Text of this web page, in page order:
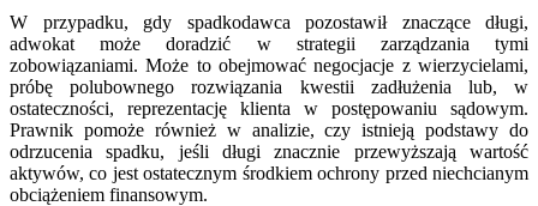
W przypadku, gdy spadkodawca pozostawił znaczące długi,
adwokat może doradzić w strategii zarządzania tymi
zobowiązaniami. Może to obejmować negocjacje z wierzycielami,
próbę polubownego rozwiązania kwestii zadłużenia lub, w
ostateczności, reprezentację klienta w postępowaniu sądowym.
Prawnik pomoże również w analizie, czy istnieją podstawy do
odrzucenia spadku, jeśli długi znacznie przewyższają wartość
aktywów, co jest ostatecznym środkiem ochrony przed niechcianym
obciążeniem finansowym.